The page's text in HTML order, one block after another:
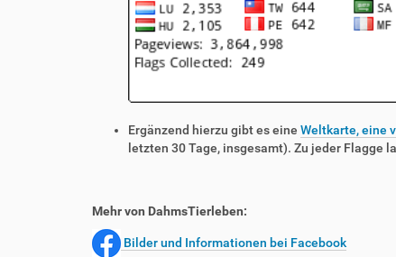
Ergänzend hierzu gibt es eine Weltkarte, eine
letzten 30 Tage, insgesamt). Zu jeder Flagge
Mehr von DahmsTierleben:
Bilder und Informationen bei Facebook